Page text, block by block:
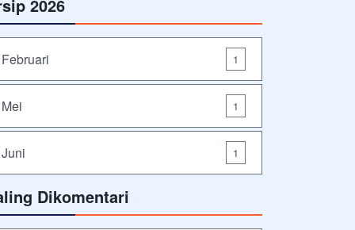
2026
Februari 1
Mei 1
Juni 1
Dikomentari